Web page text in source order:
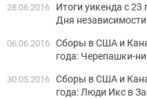
28.06.2016
Итоги уикенда с
Дня независимости
06.06.2016 Сборы в США и
года: Черепашки-
30.05.2016 Сборы в США и
года: Люди Икс в